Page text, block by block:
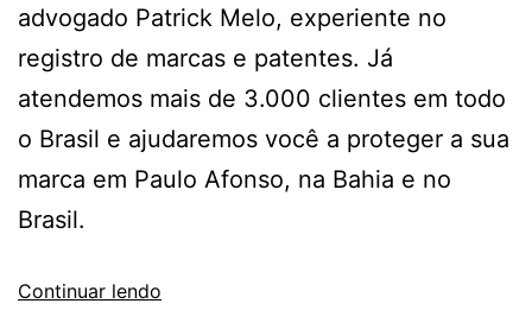
advogado Patrick Melo, experiente no
registro de marcas e patentes. Já
atendemos mais de 3.000 clientes em todo
o Brasil e ajudaremos você a proteger a sua
marca em Paulo Afonso, na Bahia e no
Brasil.
Continuar lendo